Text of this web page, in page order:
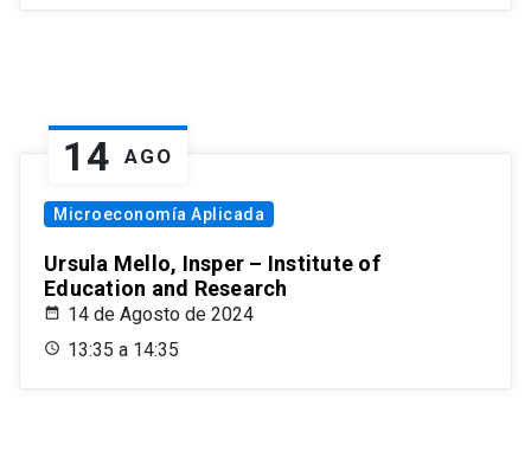
14 AGO
Microeconomía Aplicada
Ursula Mello, Insper – Institute of
Education and Research
14 de Agosto de 2024
13:35 a 14:35